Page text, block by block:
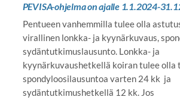
PEVISA-ohjelma on ajalle 1.1.2024-
Pentueen vanhemmilla tulee olla
virallinen lonkka- ja kyynärkuvaus,
sydäntutkimuslausunto. Lonkka- ja
kyynärkuvaushetkellä koiran tulee
spondyloosilausuntoa varten 24 kk ja
sydäntutkimushetkellä 12 kk. Jos